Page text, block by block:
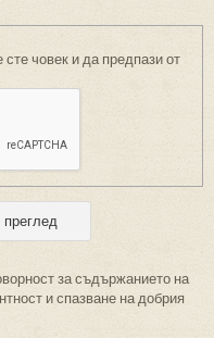
човек и да предпази от
за съдържанието на
и спазване на добрия